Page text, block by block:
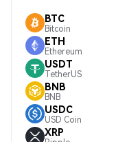
BTC
Bitcoin
ETH
Ethereum
USDT
TetherUS
BNB
BNB
USDC
USD Coin
XRP